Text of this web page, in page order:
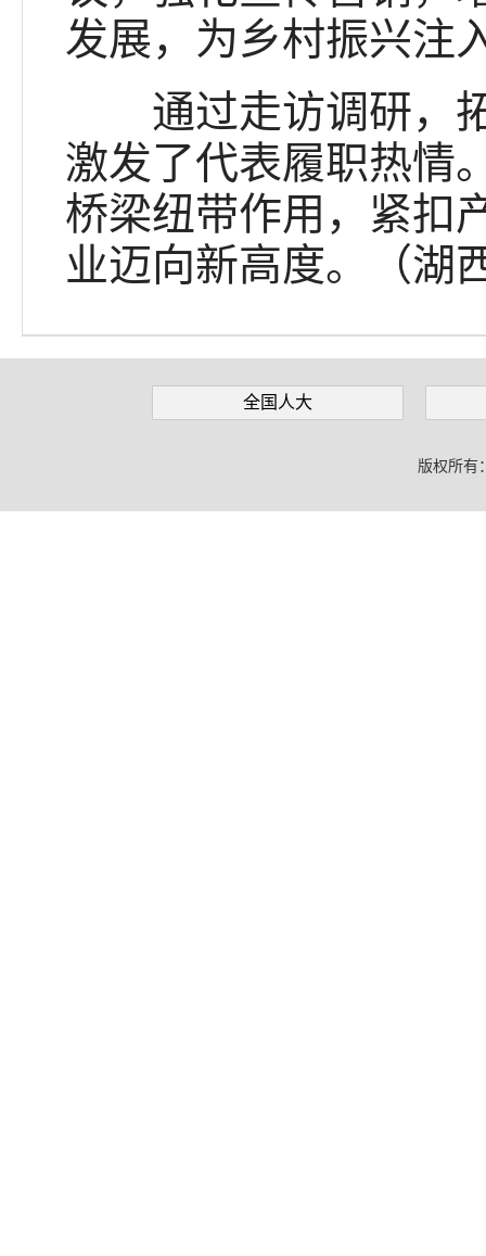
发展，为乡村振兴注
通过走访调研，拓
激发了代表履职热情
桥梁纽带作用，紧扣
业迈向新高度。（湖
全国人大
版权所